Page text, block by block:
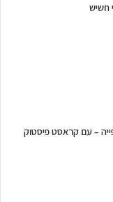
חשיש
– עם קראסט פיסטוק